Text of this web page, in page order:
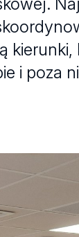
i poza